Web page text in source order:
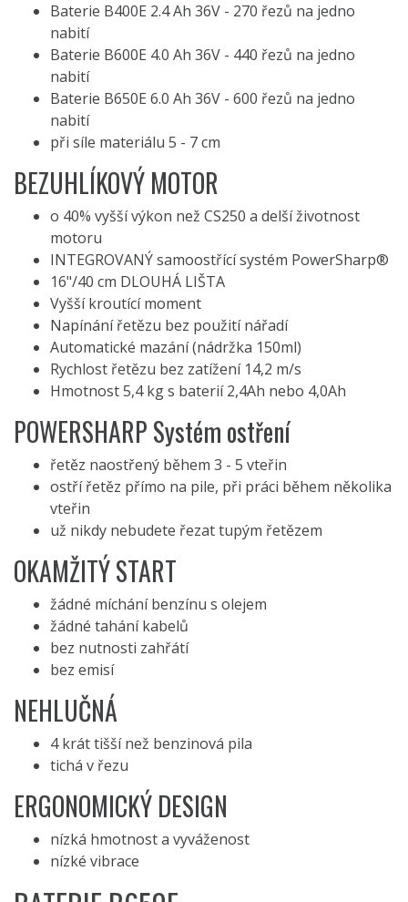
Baterie B400E 2.4 Ah 36V - 270 řezů na jedno
nabití
Baterie B600E 4.0 Ah 36V - 440 řezů na jedno
nabití
Baterie B650E 6.0 Ah 36V - 600 řezů na jedno
nabití
při síle materiálu 5 - 7 cm
BEZUHLÍKOVÝ MOTOR
o 40% vyšší výkon než CS250 a delší životnost
motoru
INTEGROVANÝ samoostřící systém PowerSharp®
16"/40 cm DLOUHÁ LIŠTA
Vyšší kroutící moment
Napínání řetězu bez použití nářadí
Automatické mazání (nádržka 150ml)
Rychlost řetězu bez zatížení 14,2 m/s
Hmotnost 5,4 kg s baterií 2,4Ah nebo 4,0Ah
POWERSHARP Systém ostření
řetěz naostřený během 3 - 5 vteřin
ostří řetěz přímo na pile, při práci během několika
vteřin
už nikdy nebudete řezat tupým řetězem
OKAMŽITÝ START
žádné míchání benzínu s olejem
žádné tahání kabelů
bez nutnosti zahřátí
bez emisí
NEHLUČNÁ
4 krát tišší než benzinová pila
tichá v řezu
ERGONOMICKÝ DESIGN
nízká hmotnost a vyváženost
nízké vibrace